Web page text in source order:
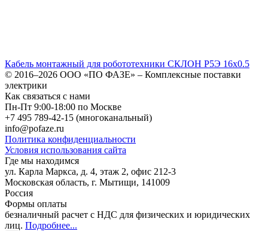
Кабель монтажный для робототехники СКЛОН Р5Э 16х0.5
© 2016–2026 ООО «ПО ФАЗЕ» – Комплексные поставки
электрики
Как связаться с нами
Пн-Пт 9:00-18:00 по Москве
+7 495 789-42-15 (многоканальный)
info@pofaze.ru
Политика конфиденциальности
Условия использования сайта
Где мы находимся
ул. Карла Маркса, д. 4, этаж 2, офис 212-3
Московская область, г. Мытищи, 141009
Россия
Формы оплаты
безналичный расчет с НДС для физических и юридических
лиц. Подробнее...